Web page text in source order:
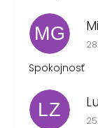
MG
Spokojnosť
LZ